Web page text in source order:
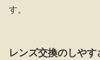
す。
レンズ交換のしやす